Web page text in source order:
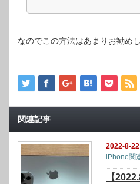
なのでこの方法はあまりお勧めし
関連記事
2022-8-22
iPhone関
【